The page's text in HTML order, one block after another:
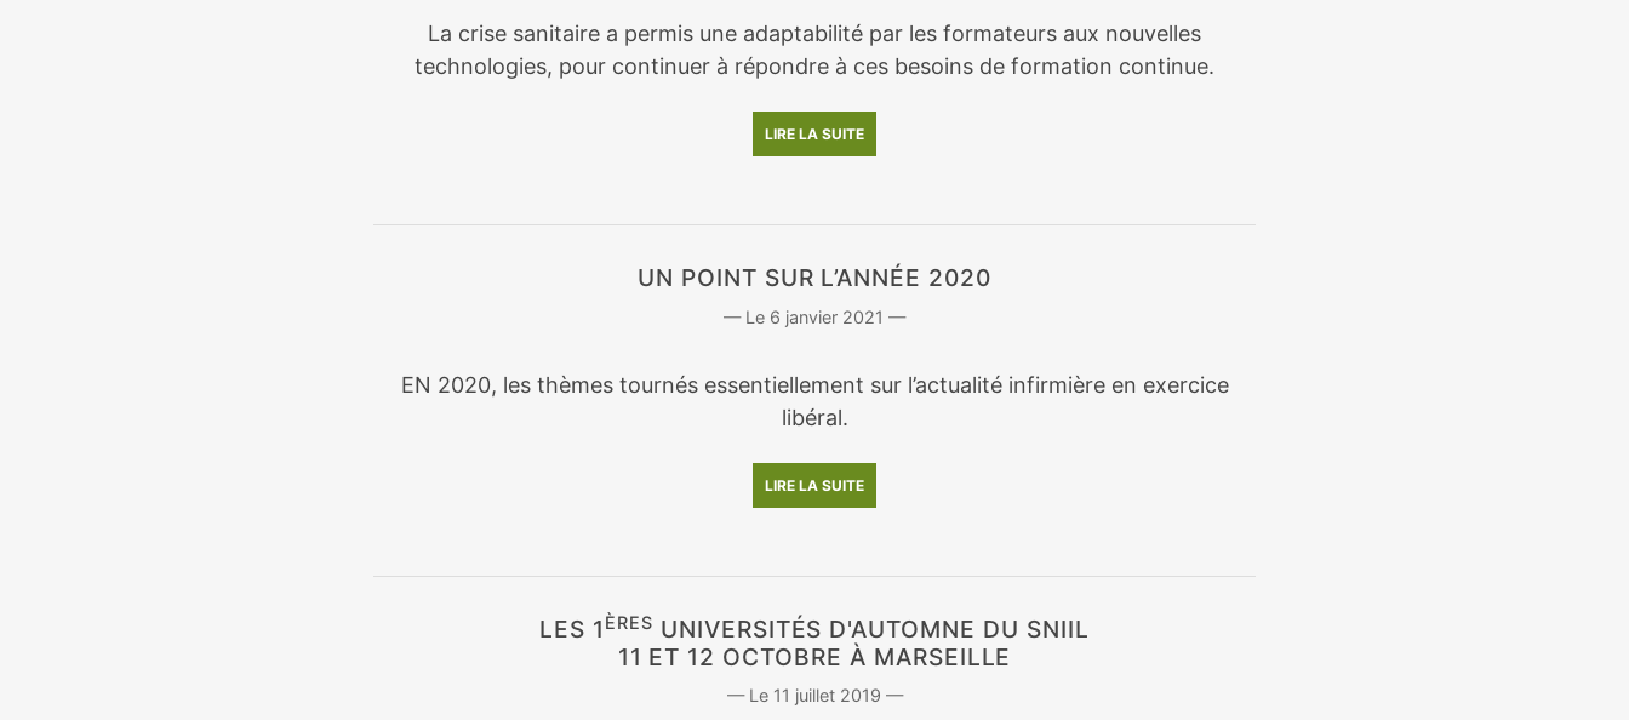
La crise sanitaire a permis une adaptabilité par les formateurs aux nouvelles
technologies, pour continuer à répondre à ces besoins de formation continue.
LIRE LA SUITE
UN POINT SUR L’ANNÉE 2020
6 janvier 2021
EN 2020, les thèmes tournés essentiellement sur l’actualité infirmière en exercice
libéral.
LIRE LA SUITE
LES 1 ÈRES UNIVERSITÉS D'AUTOMNE DU SNIIL
11 ET 12 OCTOBRE À MARSEILLE
11 juillet 2019